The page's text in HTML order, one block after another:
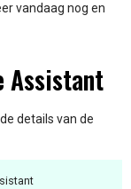
vandaag nog en
Assistant
details van de